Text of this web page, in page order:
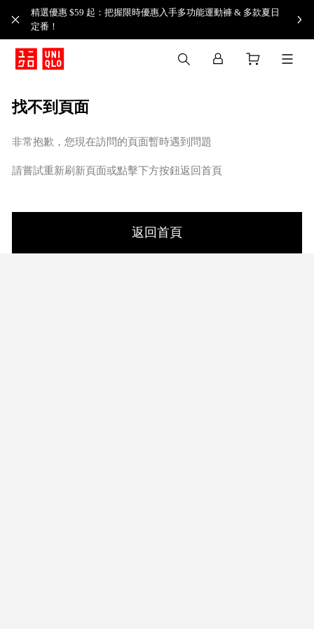
精選優惠 $59 起：把握限時優惠入手多功能運動褲 & 多款夏日
定番！​
找不到頁面
非常抱歉，您現在訪問的頁面暫時遇到問題
請嘗試重新刷新頁面或點擊下方按鈕返回首頁
返回首頁